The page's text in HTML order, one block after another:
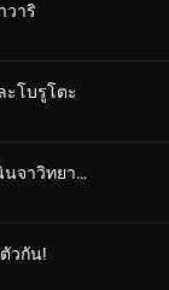
วาริ
ะโบรูโตะ
ตอนที่ 55 เครื่องมือนินจาวิทยาศาสตร์
วกัน!